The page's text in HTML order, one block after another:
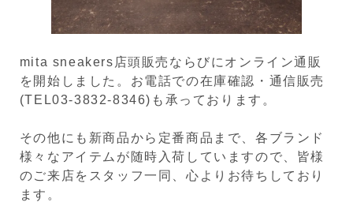
mita sneakers店頭販売ならびにオンライン通販
を開始しました。お電話での在庫確認・通信販売
(TEL03-3832-8346)も承っております。
その他にも新商品から定番商品まで、各ブランド
様々なアイテムが随時入荷していますので、皆様
のご来店をスタッフ一同、心よりお待ちしており
ます。